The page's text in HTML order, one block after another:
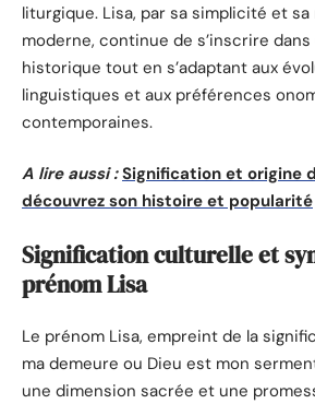
liturgique. Lisa, par sa simplicité et
moderne, continue de s’inscrire
historique tout en s’adaptant aux
linguistiques et aux préférences
contemporaines.
A lire aussi : Signification et origine
découvrez son histoire et popularité
Signification culturelle et
prénom Lisa
Le prénom Lisa, empreint de la
ma demeure ou Dieu est mon
une dimension sacrée et une